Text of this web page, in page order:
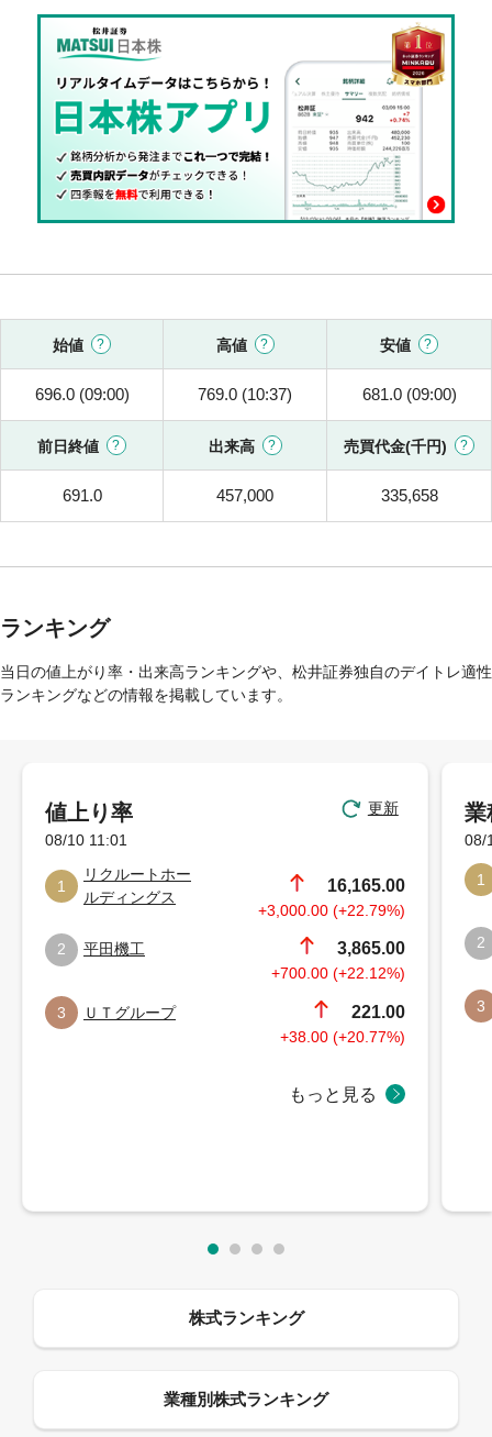
始値 高値 安値
696.0 (09:00) 769.0 (10:37) 681.0 (09:00)
前日終値 出来高 売買代金(千円)
691.0 457,000 335,658
ランキング
当日の値上がり率・出来高ランキングや、松井証券独自のデイトレ適性
ランキングなどの情報を掲載しています。